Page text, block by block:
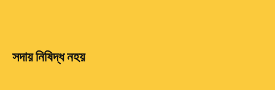
সদায় নিষিদ্ধ নহয়